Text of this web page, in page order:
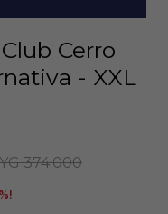
Cerro
- XXL
374.000